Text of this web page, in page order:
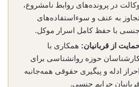
وکالت در پرونده‌های روابط نامشروع،
به عنف و سوءاستفاده‌های
جنسی با حفظ کامل اسرار موکل.
از قربانیان: همکاری با
حوزه روانشناسی برای
احراز ادله و پیگیری حقوقی همه‌جانبه
قربانیان جرایم جنسی.